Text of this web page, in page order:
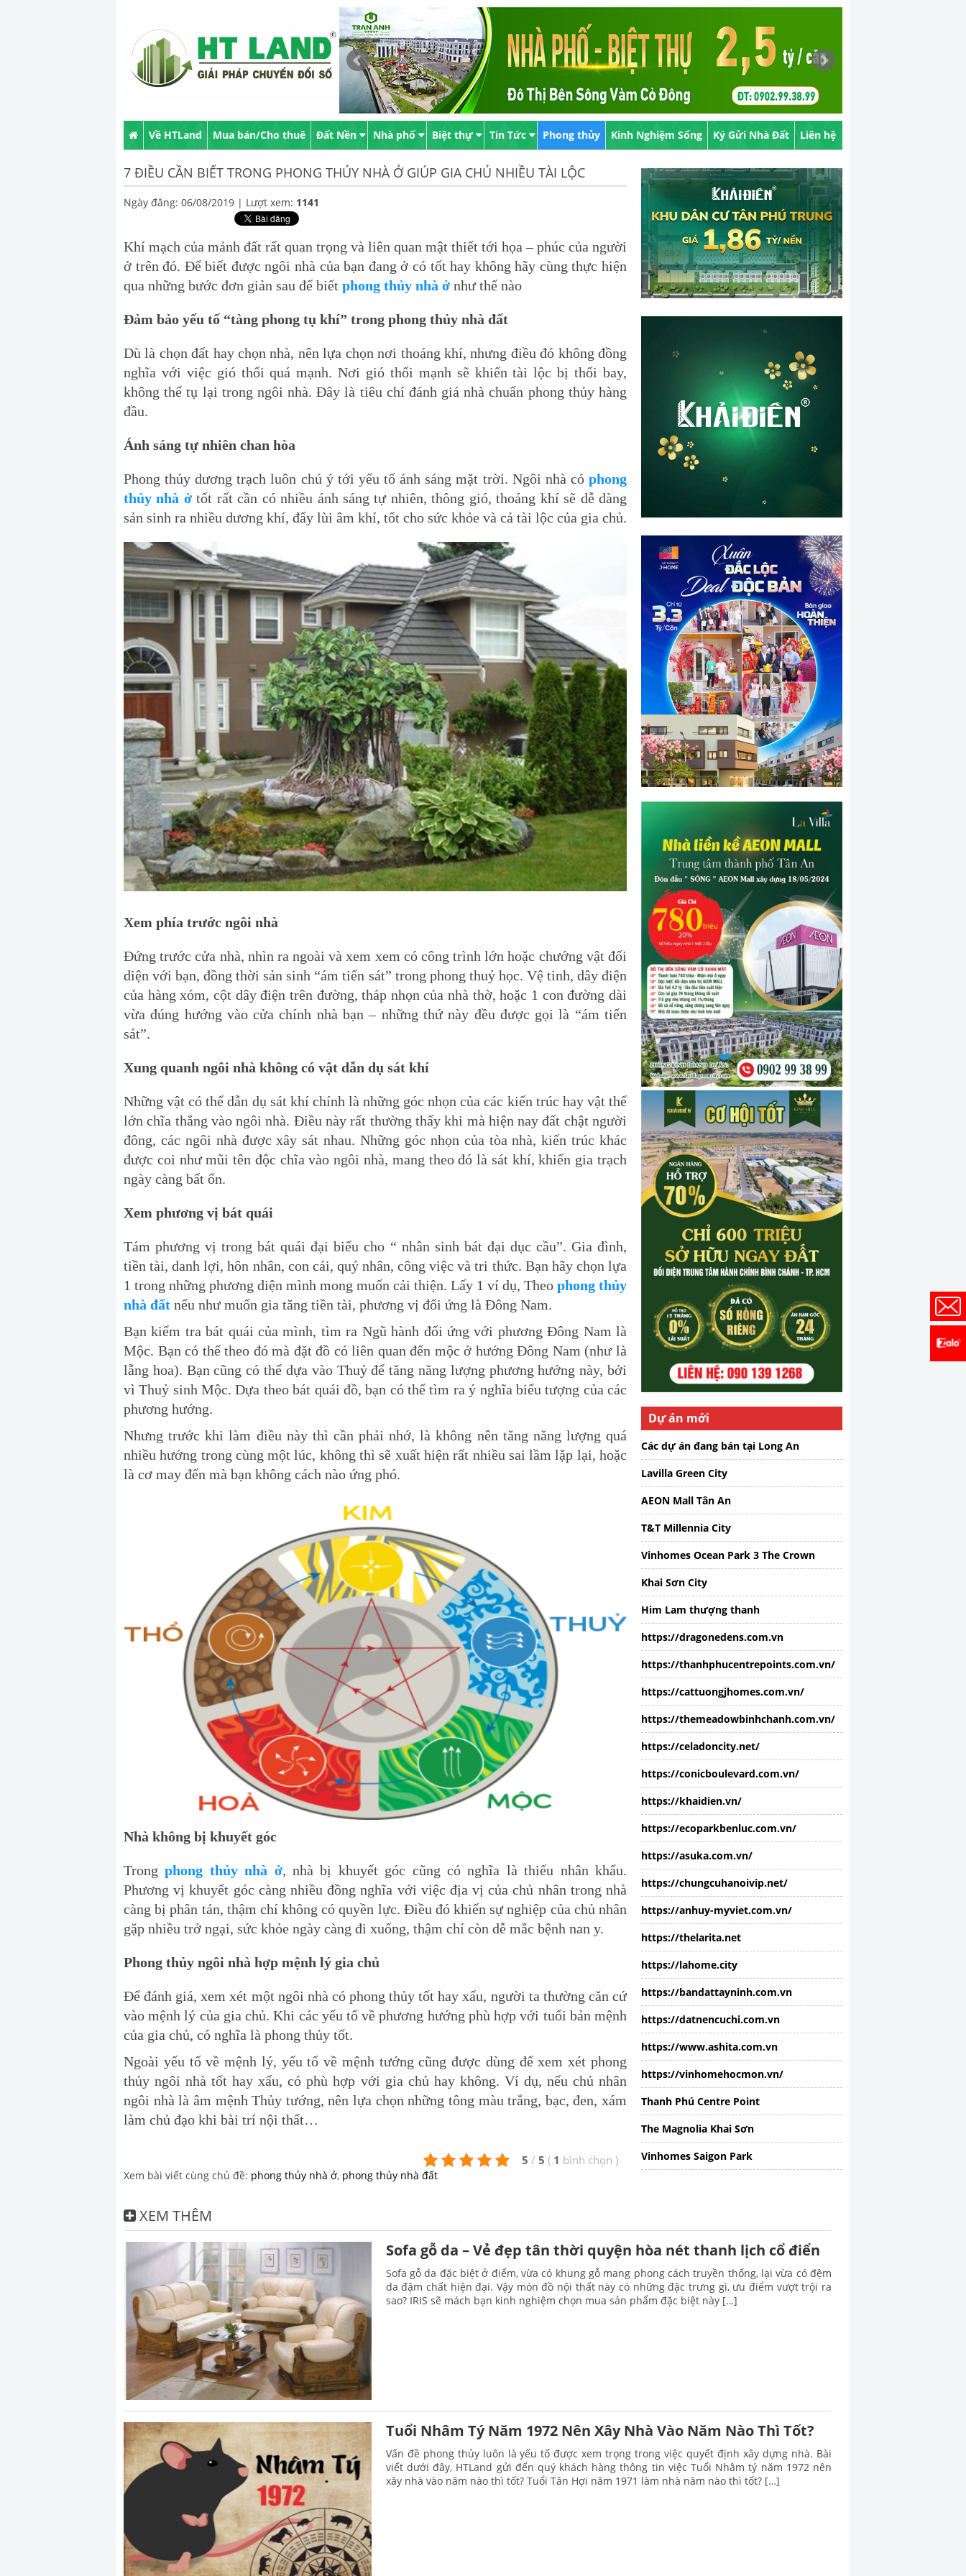
Về HTLand Mua bán/Cho thuê Đất Nền Nhà phố Biệt thự Tin Tức Phong thủy Kinh Nghiệm Sống Ký Gửi Nhà Đất Liên hệ
7 ĐIỀU CẦN BIẾT TRONG PHONG THỦY NHÀ Ở GIÚP GIA CHỦ NHIỀU TÀI LỘC
Ngày đăng: 06/08/2019 | Lượt xem: 1141
Khí mạch của mảnh đất rất quan trọng và liên quan mật thiết tới họa – phúc của người
ở trên đó. Để biết được ngôi nhà của bạn đang ở có tốt hay không hãy cùng thực hiện
qua những bước đơn giản sau để biết phong thủy nhà ở như thế nào
Đảm bảo yếu tố “tàng phong tụ khí” trong phong thủy nhà đất
Dù là chọn đất hay chọn nhà, nên lựa chọn nơi thoáng khí, nhưng điều đó không đồng
nghĩa với việc gió thổi quá mạnh. Nơi gió thổi mạnh sẽ khiến tài lộc bị thổi bay,
không thể tụ lại trong ngôi nhà. Đây là tiêu chí đánh giá nhà chuẩn phong thủy hàng
đầu.
Ánh sáng tự nhiên chan hòa
Phong thủy dương trạch luôn chú ý tới yếu tố ánh sáng mặt trời. Ngôi nhà cóphong
thủy nhà ởtốt rất cần có nhiều ánh sáng tự nhiên, thông gió, thoáng khí sẽ dễ dàng
sản sinh ra nhiều dương khí, đẩy lùi âm khí, tốt cho sức khỏe và cả tài lộc của gia chủ.
Xem phía trước ngôi nhà
Đứng trước cửa nhà, nhìn ra ngoài và xem xem có công trình lớn hoặc chướng vật đối
diện với bạn, đồng thời sản sinh “ám tiến sát” trong phong thuỷ học. Vệ tinh, dây điện
của hàng xóm, cột dây điện trên đường, tháp nhọn của nhà thờ, hoặc 1 con đường dài
vừa đúng hướng vào cửa chính nhà bạn – những thứ này đều được gọi là “ám tiến
sát”.
Xung quanh ngôi nhà không có vật dẫn dụ sát khí
Những vật có thể dẫn dụ sát khí chính là những góc nhọn của các kiến trúc hay vật thể
lớn chĩa thẳng vào ngôi nhà. Điều này rất thường thấy khi mà hiện nay đất chật người
đông, các ngôi nhà được xây sát nhau. Những góc nhọn của tòa nhà, kiến trúc khác
được coi như mũi tên độc chĩa vào ngôi nhà, mang theo đó là sát khí, khiến gia trạch
ngày càng bất ổn.
Xem phương vị bát quái
Tám phương vị trong bát quái đại biểu cho “ nhân sinh bát đại dục cầu”. Gia đình,
tiền tài, danh lợi, hôn nhân, con cái, quý nhân, công việc và tri thức. Bạn hãy chọn lựa
1 trong những phương diện mình mong muốn cải thiện. Lấy 1 ví dụ, Theo phong thủy
nhà đất nếu như muốn gia tăng tiền tài, phương vị đối ứng là Đông Nam.
Bạn kiểm tra bát quái của mình, tìm ra Ngũ hành đối ứng với phương Đông Nam là
Mộc. Bạn có thể theo đó mà đặt đồ có liên quan đến mộc ở hướng Đông Nam (như là
lẵng hoa). Bạn cũng có thể dựa vào Thuỷ để tăng năng lượng phương hướng này, bởi
vì Thuỷ sinh Mộc. Dựa theo bát quái đồ, bạn có thể tìm ra ý nghĩa biểu tượng của các
phương hướng.
Nhưng trước khi làm điều này thì cần phải nhớ, là không nên tăng năng lượng quá
nhiều hướng trong cùng một lúc, không thì sẽ xuất hiện rất nhiều sai lầm lặp lại, hoặc
là cơ may đến mà bạn không cách nào ứng phó.
Nhà không bị khuyết góc
Trongphong thủy nhà ở, nhà bị khuyết góc cũng có nghĩa là thiếu nhân khẩu.
Phương vị khuyết góc càng nhiều đồng nghĩa với việc địa vị của chủ nhân trong nhà
càng bị phân tán, thậm chí không có quyền lực. Điều đó khiến sự nghiệp của chủ nhân
gặp nhiều trở ngại, sức khỏe ngày càng đi xuống, thậm chí còn dễ mắc bệnh nan y.
Phong thủy ngôi nhà hợp mệnh lý gia chủ
Để đánh giá, xem xét một ngôi nhà có phong thủy tốt hay xấu, người ta thường căn cứ
vào mệnh lý của gia chủ. Khi các yếu tố về phương hướng phù hợp với tuổi bản mệnh
của gia chủ, có nghĩa là phong thủy tốt.
Ngoài yếu tố về mệnh lý, yếu tố về mệnh tướng cũng được dùng để xem xét phong
thủy ngôi nhà tốt hay xấu, có phù hợp với gia chủ hay không. Ví dụ, nếu chủ nhân
ngôi nhà là âm mệnh Thủy tướng, nên lựa chọn những tông màu trắng, bạc, đen, xám
làm chủ đạo khi bài trí nội thất…
5 / 5 ( 1 bình chọn )
Xem bài viết cùng chủ đề: phong thủy nhà ở, phong thủy nhà đất
Dự án mới
Các dự án đang bán tại Long An
Lavilla Green City
AEON Mall Tân An
T&T Millennia City
Vinhomes Ocean Park 3 The Crown
Khai Sơn City
Him Lam thượng thanh
https://dragonedens.com.vn
https://thanhphucentrepoints.com.vn/
https://cattuongjhomes.com.vn/
https://themeadowbinhchanh.com.vn/
https://celadoncity.net/
https://conicboulevard.com.vn/
https://khaidien.vn/
https://ecoparkbenluc.com.vn/
https://asuka.com.vn/
https://chungcuhanoivip.net/
https://anhuy-myviet.com.vn/
https://thelarita.net
https://lahome.city
https://bandattayninh.com.vn
https://datnencuchi.com.vn
https://www.ashita.com.vn
https://vinhomehocmon.vn/
Thanh Phú Centre Point
The Magnolia Khai Sơn
Vinhomes Saigon Park
XEM THÊM
Sofa gỗ da – Vẻ đẹp tân thời quyện hòa nét thanh lịch cổ điển
Sofa gỗ da đặc biệt ở điểm, vừa có khung gỗ mang phong cách truyền thống, lại vừa có đệm
da đậm chất hiện đại. Vậy món đồ nội thất này có những đặc trưng gì, ưu điểm vượt trội ra
sao? IRIS sẽ mách bạn kinh nghiệm chọn mua sản phẩm đặc biệt này […]
Tuổi Nhâm Tý Năm 1972 Nên Xây Nhà Vào Năm Nào Thì Tốt?
Vấn đề phong thủy luôn là yếu tố được xem trọng trong việc quyết định xây dựng nhà. Bài
viết dưới đây, HTLand gửi đến quý khách hàng thông tin việc Tuổi Nhâm tý năm 1972 nên
xây nhà vào năm nào thì tốt? Tuổi Tân Hợi năm 1971 làm nhà năm nào thì tốt? […]